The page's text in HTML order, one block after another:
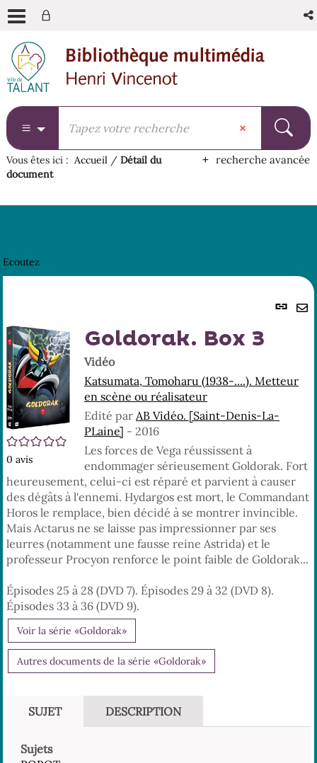
menu
contenu
recherche
recherche avancée
Vous êtes ici : Accueil / Détail du
document
Ecoutez
/5
0 avis
Goldorak. Box 3
Vidéo
Katsumata, Tomoharu (1938-....). Metteur
en scène ou réalisateur
Edité par AB Vidéo. [Saint-Denis-La-
PLaine] - 2016
Les forces de Vega réussissent à
endommager sérieusement Goldorak. Fort
heureusement, celui-ci est réparé et parvient à causer
des dégâts à l'ennemi. Hydargos est mort, le Commandant
Horos le remplace, bien décidé à se montrer invincible.
Mais Actarus ne se laisse pas impressionner par ses
leurres (notamment une fausse reine Astrida) et le
professeur Procyon renforce le point faible de Goldorak...
Épisodes 25 à 28 (DVD 7). Épisodes 29 à 32 (DVD 8).
Épisodes 33 à 36 (DVD 9).
Voir la série «Goldorak»
Autres documents de la série «Goldorak»
SUJET DESCRIPTION
Sujets